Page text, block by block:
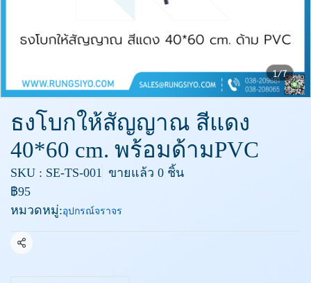
1/7
ธงโบกให้สัญญาณ สีแดง
40*60 cm. พร้อมด้ามPVC
SKU : SE-TS-001 ขายแล้ว 0 ชิ้น
฿95
หมวดหมู่:อุปกรณ์จราจร
แชร์